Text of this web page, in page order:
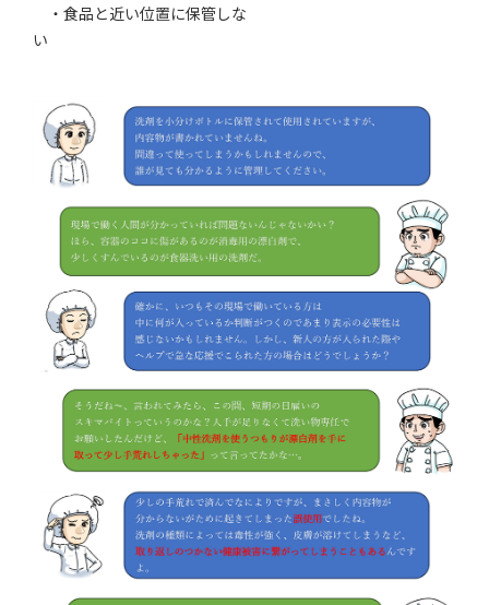
・食品と近い位置に保管しな